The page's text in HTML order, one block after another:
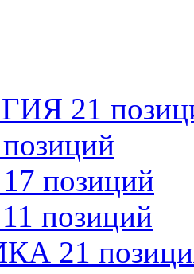
21
позиций
позиций
21